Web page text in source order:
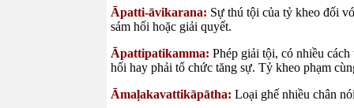
Āpatti-āvikarana: Sự thú tội của tỷ kheo đối
sám hối hoặc giải quyết.
Āpattipatikamma: Phép giải tội, có nhiều
hối hay phải tổ chức tăng sự. Tỷ kheo phạm
Āmaḷakavattikāpātha: Loại ghế nhiều chân